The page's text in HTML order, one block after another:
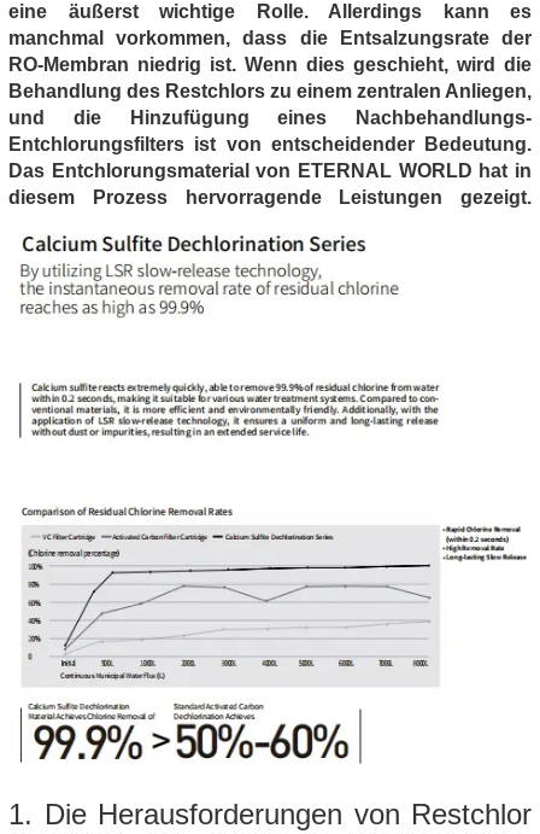
eine äußerst wichtige Rolle. Allerdings kann es
manchmal vorkommen, dass die Entsalzungsrate der
RO-Membran niedrig ist. Wenn dies geschieht, wird die
Behandlung des Restchlors zu einem zentralen Anliegen,
und die Hinzufügung eines Nachbehandlungs-
Entchlorungsfilters ist von entscheidender Bedeutung.
Das Entchlorungsmaterial von ETERNAL WORLD hat in
diesem Prozess hervorragende Leistungen gezeigt.
1. Die Herausforderungen von Restchlor